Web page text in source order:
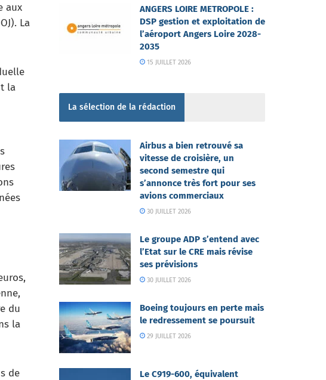
aux
La
la
du
la
de
ANGERS LOIRE METROPOLE :
DSP gestion et exploitation de
l’aéroport Angers Loire 2028-
2035
15 JUILLET 2026
La sélection de la rédaction
Airbus a bien retrouvé sa
vitesse de croisière, un
second semestre qui
s’annonce très fort pour ses
avions commerciaux
30 JUILLET 2026
Le groupe ADP s’entend avec
l’Etat sur le CRE mais révise
ses prévisions
30 JUILLET 2026
Boeing toujours en perte mais
le redressement se poursuit
29 JUILLET 2026
Le C919-600, équivalent